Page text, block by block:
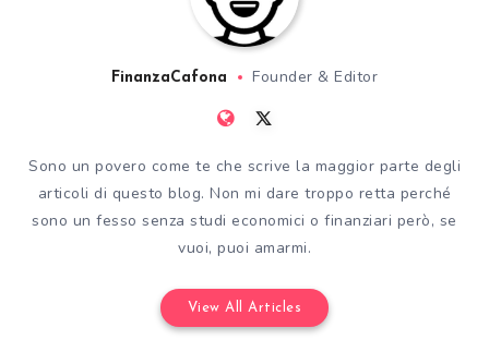
FinanzaCafona Founder & Editor
Sono un povero come te che scrive la maggior parte degli
articoli di questo blog. Non mi dare troppo retta perché
sono un fesso senza studi economici o finanziari però, se
vuoi, puoi amarmi.
View All Articles